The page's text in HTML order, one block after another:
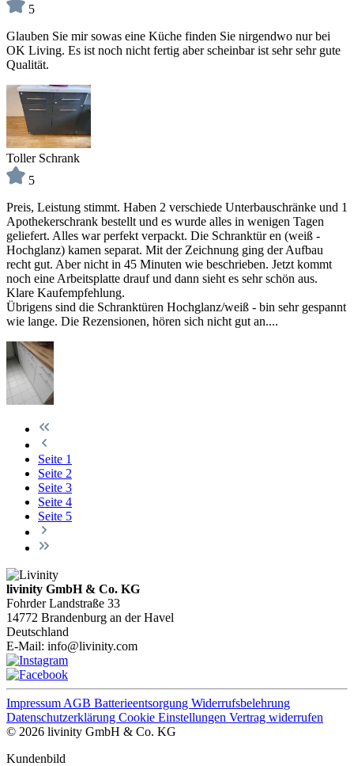
5
Glauben Sie mir sowas eine Küche finden Sie nirgendwo nur bei
OK Living. Es ist noch nicht fertig aber scheinbar ist sehr sehr gute
Qualität.
Toller Schrank
5
Preis, Leistung stimmt. Haben 2 verschiede Unterbauschränke und 1
Apothekerschrank bestellt und es wurde alles in wenigen Tagen
geliefert. Alles war perfekt verpackt. Die Schranktür en (weiß -
Hochglanz) kamen separat. Mit der Zeichnung ging der Aufbau
recht gut. Aber nicht in 45 Minuten wie beschrieben. Jetzt kommt
noch eine Arbeitsplatte drauf und dann sieht es sehr schön aus.
Klare Kaufempfehlung.
Übrigens sind die Schranktüren Hochglanz/weiß - bin sehr gespannt
wie lange. Die Rezensionen, hören sich nicht gut an....
Seite 1
Seite 2
Seite 3
Seite 4
Seite 5
livinity GmbH & Co. KG
Fohrder Landstraße 33
14772 Brandenburg an der Havel
Deutschland
E-Mail: info@livinity.com
Impressum AGB Batterieentsorgung Widerrufsbelehrung
Datenschutzerklärung Cookie Einstellungen Vertrag widerrufen
© 2026 livinity GmbH & Co. KG
Kundenbild